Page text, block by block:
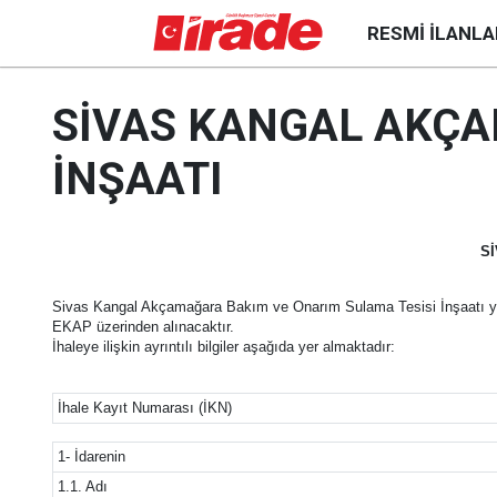
RESMI
SİVAS KANGAL
İNŞAATI
Sivas Kangal Akçamağara Bakım ve Onarım Sulama Tesisi
EKAP üzerinden alınacaktır.
İhaleye ilişkin ayrıntılı bilgiler aşağıda yer almaktadır:
İhale Kayıt Numarası (İKN)
1- İdarenin
1.1. Adı